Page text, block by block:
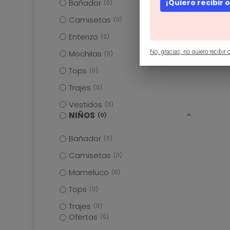
Bañador 0
Camisetas 0
Enterizo 0
Mochilas 0
Tops 0
Trajes 0
Vestidos 0
NIÑOS 0
Bañador 0
Camisetas 0
Mameluco 0
Tops 0
Trajes 0
Ofertas 0
¡Quiero recibir
No, gracias, no quiero recibir